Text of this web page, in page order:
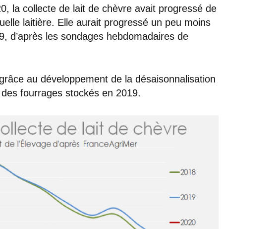
la collecte de lait de chèvre avait progressé de
laitière. Elle aurait progressé un peu moins
d’après les sondages hebdomadaires de
au développement de la désaisonnalisation
fourrages stockés en 2019.